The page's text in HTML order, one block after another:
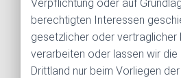
Verpflichtung oder auf
berechtigten Interessen
gesetzlicher oder vertraglicher
verarbeiten oder lassen wir die
Drittland nur beim Vorliegen